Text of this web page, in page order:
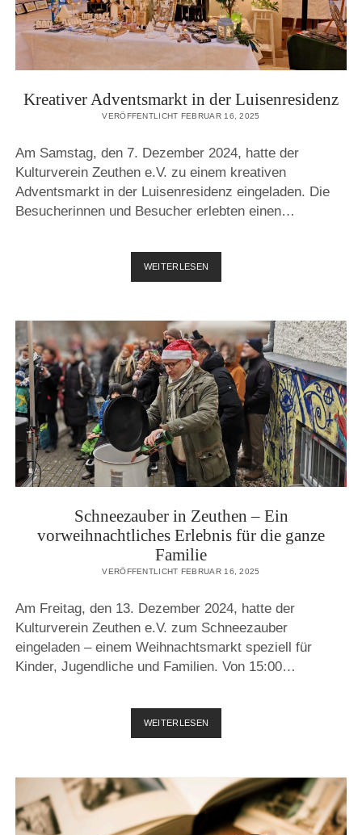
Kreativer Adventsmarkt in der Luisenresidenz
VERÖFFENTLICHT FEBRUAR 16, 2025
Am Samstag, den 7. Dezember 2024, hatte der
Kulturverein Zeuthen e.V. zu einem kreativen
Adventsmarkt in der Luisenresidenz eingeladen. Die
Besucherinnen und Besucher erlebten einen…
WEITERLESEN
ADVENTSMARKT
LUISENRESIDENZ
Schneezauber in Zeuthen – Ein
vorweihnachtliches Erlebnis für die ganze
Familie
VERÖFFENTLICHT FEBRUAR 16, 2025
Am Freitag, den 13. Dezember 2024, hatte der
Kulturverein Zeuthen e.V. zum Schneezauber
eingeladen – einem Weihnachtsmarkt speziell für
Kinder, Jugendliche und Familien. Von 15:00…
WEITERLESEN
IN
VORWEIHNACHTLICHES
ERLEBNIS
FÜR